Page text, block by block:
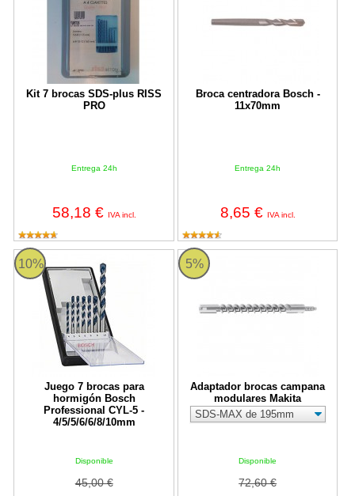
Kit 7 brocas SDS-plus RISS
PRO
Entrega 24h
58,18 € IVA incl.
Broca centradora Bosch -
11x70mm
Entrega 24h
8,65 € IVA incl.
10%
Juego 7 brocas para
hormigón Bosch
Professional CYL-5 -
4/5/5/6/6/8/10mm
Disponible
45,00 €
Juego 7 brocas para hormigón Bosch Professional CYL-5 - 4/5/
5%
Adaptador brocas campana
modulares Makita
Disponible
72,60 €
Adaptador brocas campana